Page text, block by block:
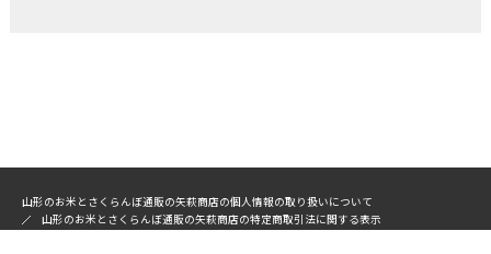
山形のお米とさくらんぼ通販の矢萩商店の個人情報の取り扱いについて
山形のお米とさくらんぼ通販の矢萩商店の特定商取引法に関する表示